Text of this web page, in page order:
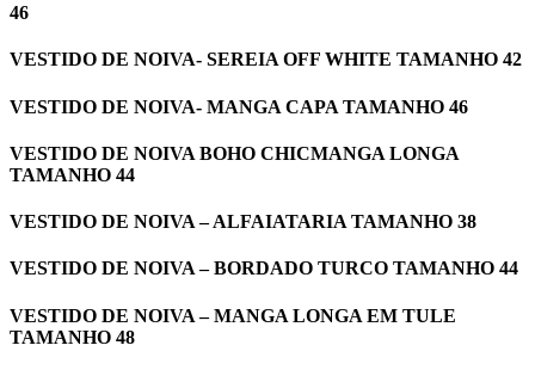
46
VESTIDO DE NOIVA- SEREIA OFF WHITE TAMANHO 42
VESTIDO DE NOIVA- MANGA CAPA TAMANHO 46
VESTIDO DE NOIVA BOHO CHICMANGA LONGA
TAMANHO 44
VESTIDO DE NOIVA – ALFAIATARIA TAMANHO 38
VESTIDO DE NOIVA – BORDADO TURCO TAMANHO 44
VESTIDO DE NOIVA – MANGA LONGA EM TULE
TAMANHO 48